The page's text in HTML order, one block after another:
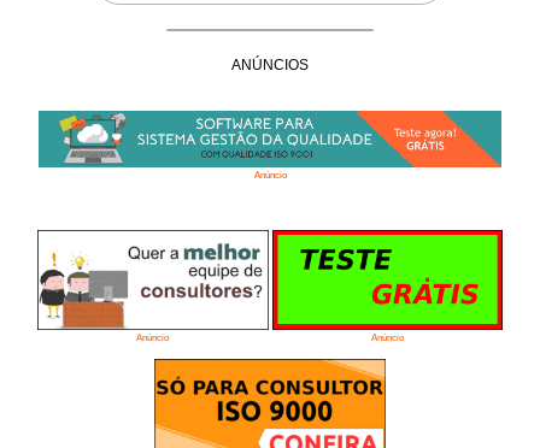
ANÚNCIOS
Anúncio
Anúncio Anúncio